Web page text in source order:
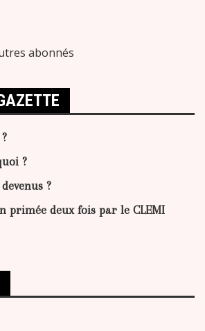
abonnés
?
?
primée deux fois par le CLEMI